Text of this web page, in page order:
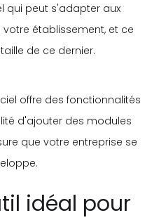
qui peut s'adapter aux
établissement, et ce
de ce dernier.
offre des fonctionnalités
d'ajouter des modules
que votre entreprise se
idéal pour